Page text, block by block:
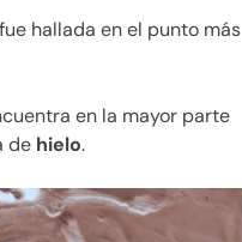
fue hallada en el punto más
en la mayor parte
de hielo.